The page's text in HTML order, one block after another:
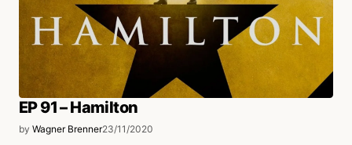
EP 91 – Hamilton
by Wagner Brenner23/11/2020